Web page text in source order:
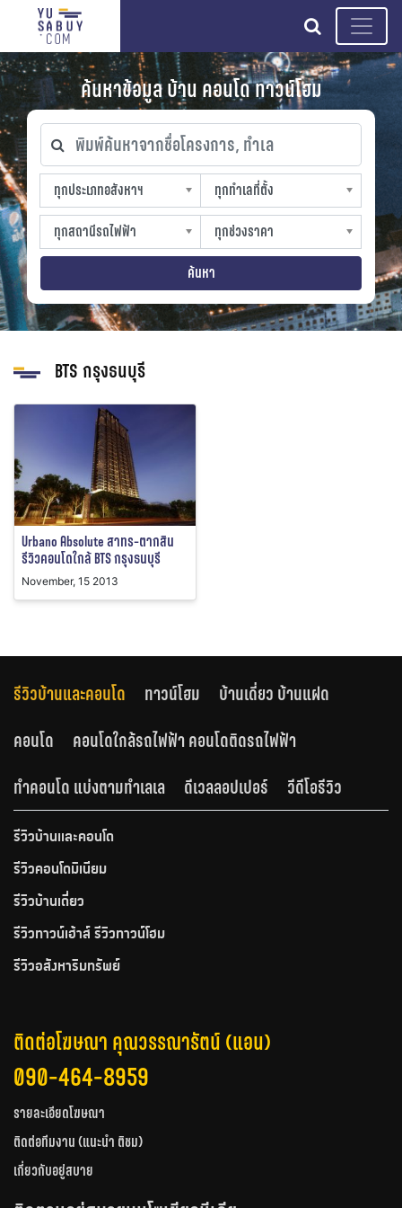
search
ค้นหาข้อมูล บ้าน คอนโด ทาวน์โฮม
พิมพ์ค้นหาจากชื่อโครงการ, ทำเล
ทุกประเภทอสังหาฯ
ทุกประเภทอสังหาฯ
sproperty
ทุกทำเลที่ตั้ง
ทุกทำเลที่ตั้ง
slocation
ทุกสถานีรถไฟฟ้า
ทุกสถานีรถไฟฟ้า
strain-station
ทุกช่วงราคา
ทุกช่วงราคา
sprice
ค้นหา
BTS กรุงธนบุรี
Urbano Absolute สาทร-ตากสิน
รีวิวคอนโดใกล้ BTS กรุงธนบุรี
November, 15 2013
รีวิวบ้านและคอนโด ทาวน์โฮม
บ้านเดี่ยว บ้านแฝด
คอนโด
คอนโดใกล้รถไฟฟ้า คอนโดติดรถไฟฟ้า
ทำคอนโด แบ่งตามทำเลเล
ดีเวลลอปเปอร์ วีดีโอรีวิว
รีวิวบ้านและคอนโด
รีวิวคอนโดมิเนียม
รีวิวบ้านเดี่ยว
รีวิวทาวน์เฮ้าส์ รีวิวทาวน์โฮม
รีวิวอสังหาริมทรัพย์
ติดต่อโฆษณา คุณวรรณารัตน์ (แอน)
090-464-8959
รายละเอียดโฆษณา
ติดต่อทีมงาน (แนะนำ ติชม)
เกี่ยวกับอยู่สบาย